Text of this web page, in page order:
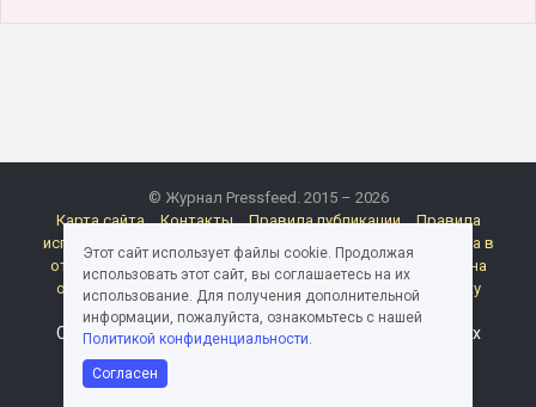
© Журнал Pressfeed. 2015 – 2026
Карта сайта
Контакты Правила публикации
Правила
использования материалов Pressfeed.Журнала
Политика в
отношении обработки персональных данных
Согласие на
обработку персональных данных
Согласие на рассылку
электронных сообщений
Реклама
Следите за миром медиа и пиара в каналах и группах
Этот сайт использует файлы cookie. Продолжая
использовать этот сайт, вы соглашаетесь на их
использование. Для получения дополнительной
информации, пожалуйста, ознакомьтесь с нашей
Политикой конфиденциальности.
Согласен